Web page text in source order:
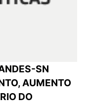
SN
AUMENTO
DO